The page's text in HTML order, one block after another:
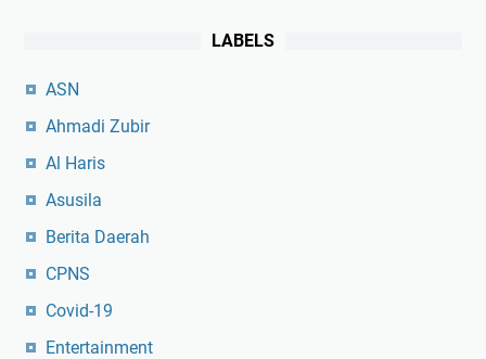
LABELS
ASN
Ahmadi Zubir
Al Haris
Asusila
Berita Daerah
CPNS
Covid-19
Entertainment